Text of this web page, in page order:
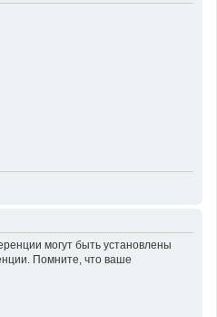
могут быть установлены
Помните, что ваше